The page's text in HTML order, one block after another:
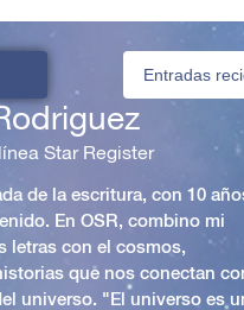
Entradas
Star Register
de la escritura, con 10
En OSR, combino mi
letras con el cosmos,
que nos conectan
universo. "El universo es